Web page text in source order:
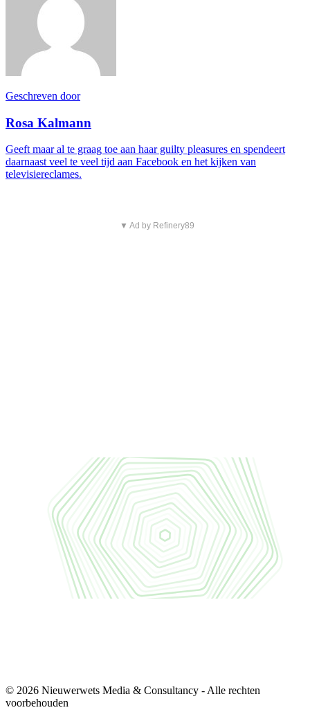
Geschreven door
Rosa Kalmann
Geeft maar al te graag toe aan haar guilty pleasures en spendeert
daarnaast veel te veel tijd aan Facebook en het kijken van
televisiereclames.
▼ Ad by Refinery89
© 2026 Nieuwerwets Media & Consultancy - Alle rechten
voorbehouden